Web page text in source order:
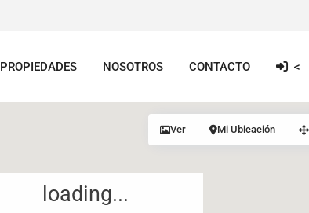
PROPIEDADES NOSOTROS CONTACTO <
loading...
Ver Mi Ubicación